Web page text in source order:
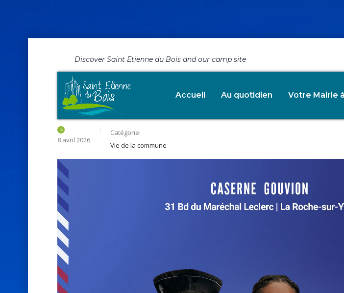
Discover Saint Etienne du Bois and our camp site
Accueil Au quotidien Votre Mairie
Portes ouvertes Gendarmerie
8 avril 2026
Catégorie:
Vie de la commune